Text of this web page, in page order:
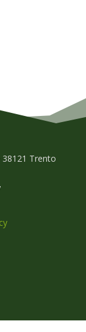
38121 Trento